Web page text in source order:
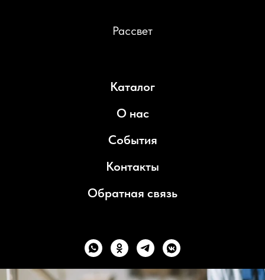
Рассвет
Каталог
О нас
События
Контакты
Обратная связь